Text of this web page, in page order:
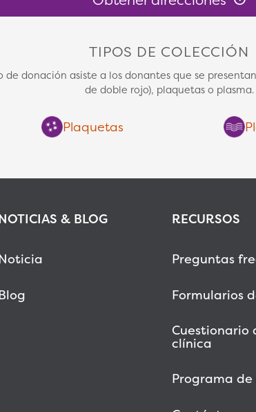
TIPOS DE COLECCIÓN
donación asiste a los donantes que se
de doble rojo), plaquetas o plasma.
Plaquetas
& BLOG RECURSOS
Preguntas
Formularios
Cuestionario
clínica
Programa